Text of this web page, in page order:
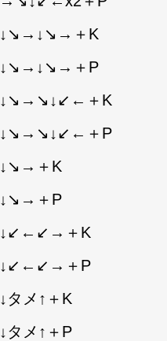
↓↘→↓↘→＋K
↓↘→↓↘→＋P
↓↘→↘↓↙←＋K
↓↘→↘↓↙←＋P
↓↘→＋K
↓↘→＋P
↓↙←↙→＋K
↓↙←↙→＋P
↓タメ↑＋K
↓タメ↑＋P